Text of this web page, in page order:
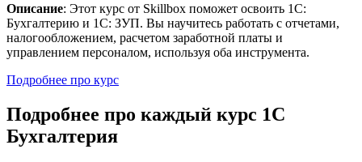
Описание: Этот курс от Skillbox поможет освоить 1С:
Бухгалтерию и 1С: ЗУП. Вы научитесь работать с отчетами,
налогообложением, расчетом заработной платы и
управлением персоналом, используя оба инструмента.
Подробнее про курс
Подробнее про каждый курс 1С
Бухгалтерия